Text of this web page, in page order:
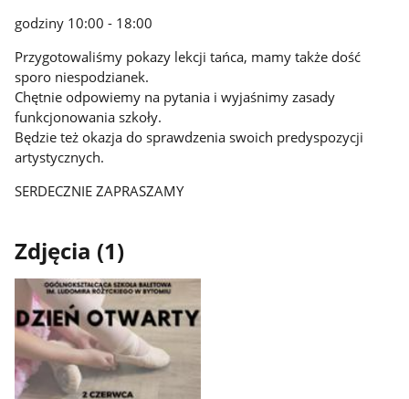
godziny 10:00 - 18:00
Przygotowaliśmy pokazy lekcji tańca, mamy także dość
sporo niespodzianek.
Chętnie odpowiemy na pytania i wyjaśnimy zasady
funkcjonowania szkoły.
Będzie też okazja do sprawdzenia swoich predyspozycji
artystycznych.
SERDECZNIE ZAPRASZAMY
Zdjęcia (1)